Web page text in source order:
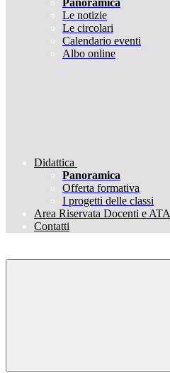
Panoramica
Le notizie
Le circolari
Calendario eventi
Albo online
Didattica
Panoramica
Offerta formativa
I progetti delle classi
Area Riservata Docenti e ATA
Contatti